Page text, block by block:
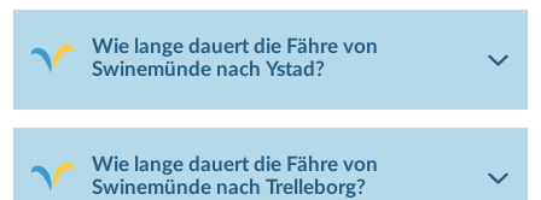
Wie lange dauert die Fähre von
Swinemünde nach Ystad?
Wie lange dauert die Fähre von
Swinemünde nach Trelleborg?